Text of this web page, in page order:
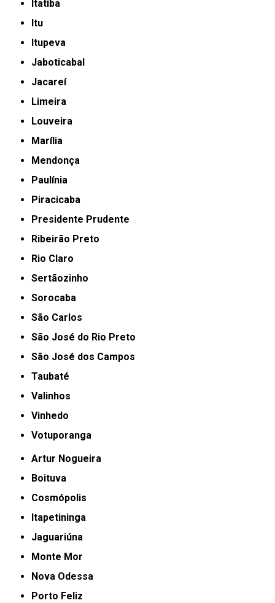
Itatiba
Itu
Itupeva
Jaboticabal
Jacareí
Limeira
Louveira
Marília
Mendonça
Paulínia
Piracicaba
Presidente Prudente
Ribeirão Preto
Rio Claro
Sertãozinho
Sorocaba
São Carlos
São José do Rio Preto
São José dos Campos
Taubaté
Valinhos
Vinhedo
Votuporanga
Artur Nogueira
Boituva
Cosmópolis
Itapetininga
Jaguariúna
Monte Mor
Nova Odessa
Porto Feliz